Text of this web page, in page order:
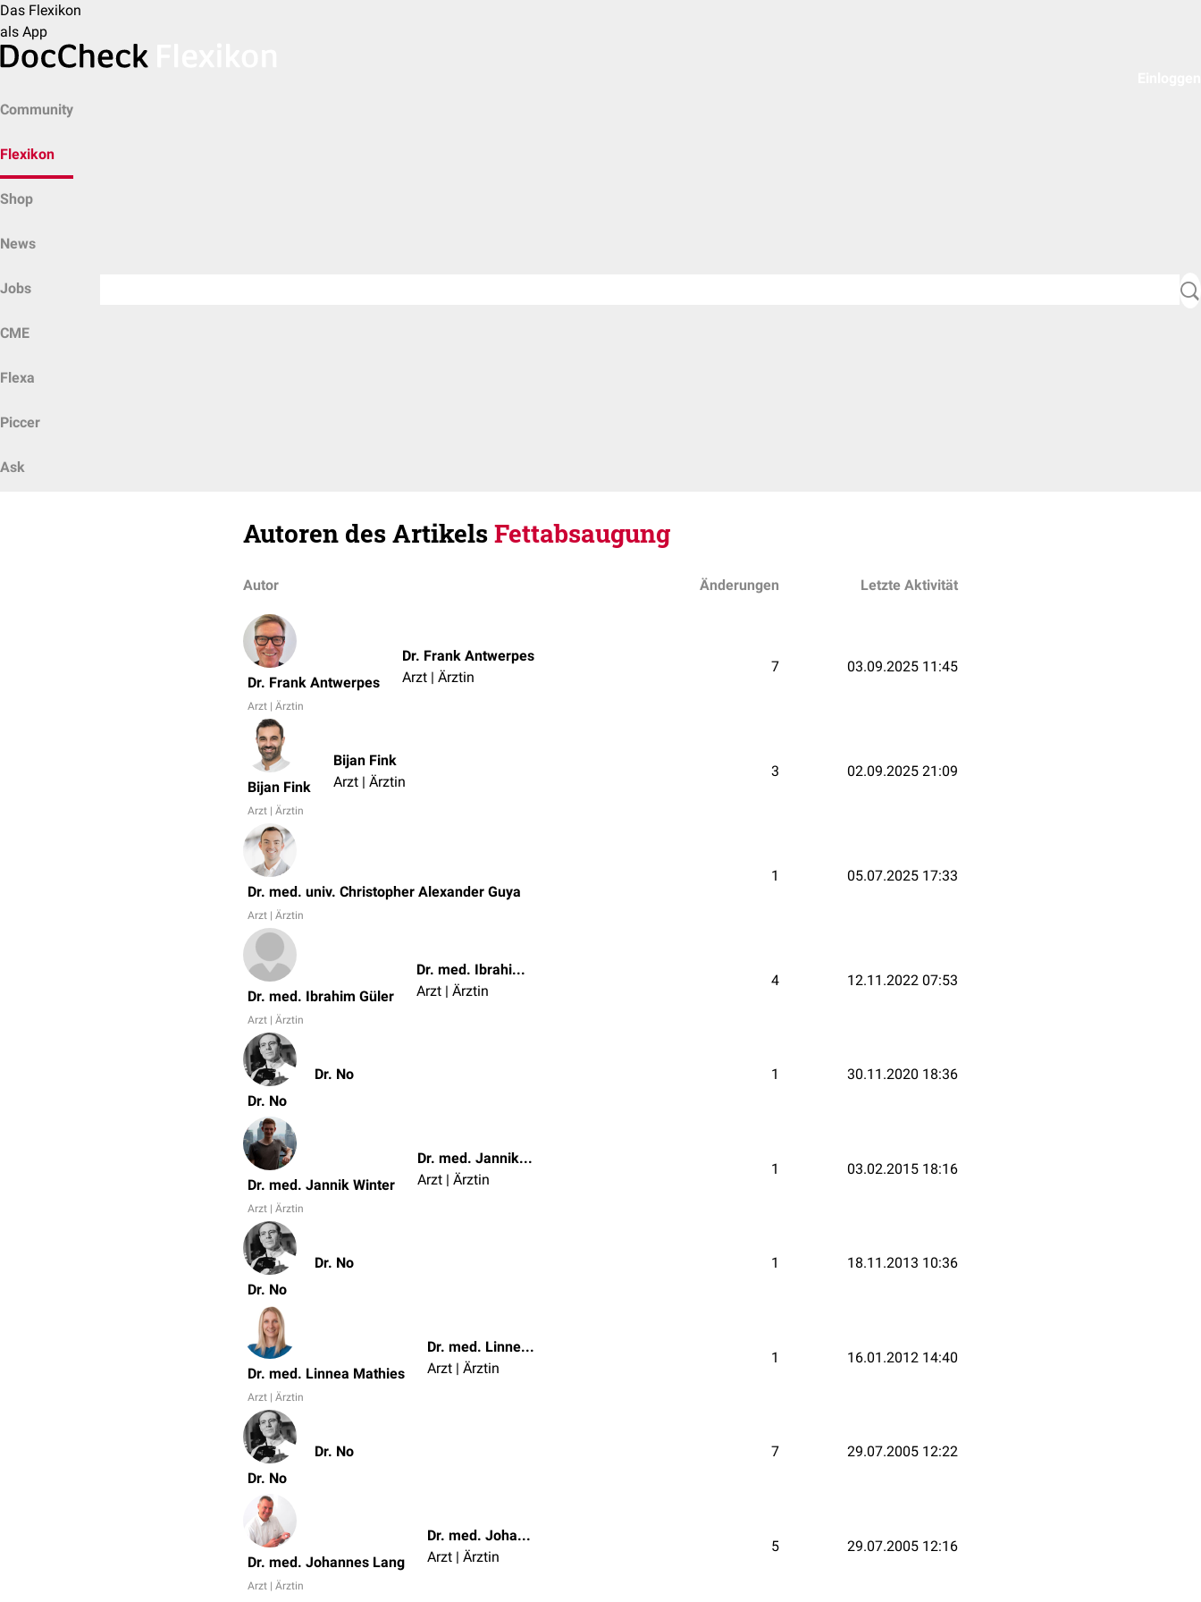
Das Flexikon
als App
Community
Flexikon
Shop
News
Jobs
CME
Flexa
Piccer
Ask
Autoren des ArtikelsFettabsaugung
Autor Änderungen Letzte Aktivität
Dr. Frank Antwerpes
Arzt | Ärztin
Dr. Frank Antwerpes
Arzt | Ärztin
7 03.09.2025 11:45
Bijan Fink
Arzt | Ärztin
Bijan Fink
Arzt | Ärztin
3 02.09.2025 21:09
Dr. med. univ. Christopher Alexander Guya
Arzt | Ärztin
1 05.07.2025 17:33
Dr. med. Ibrahim Güler
Arzt | Ärztin
Dr. med. Ibrahim Güler
Arzt | Ärztin
4 12.11.2022 07:53
Dr. No
Dr. No 1 30.11.2020 18:36
Dr. med. Jannik Winter
Arzt | Ärztin
Dr. med. Jannik Winter
Arzt | Ärztin
1 03.02.2015 18:16
Dr. No
Dr. No 1 18.11.2013 10:36
Dr. med. Linnea Mathies
Arzt | Ärztin
Dr. med. Linnea Mathies
Arzt | Ärztin
1 16.01.2012 14:40
Dr. No
Dr. No 7 29.07.2005 12:22
Dr. med. Johannes Lang
Arzt | Ärztin
Dr. med. Johannes Lang
Arzt | Ärztin
5 29.07.2005 12:16